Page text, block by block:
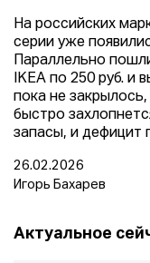
На российских
серии уже
Параллельно
IKEA по 250 руб. и
пока не
быстро
запасы, и дефицит
26.02.2026
Игорь Бахарев
Актуальное